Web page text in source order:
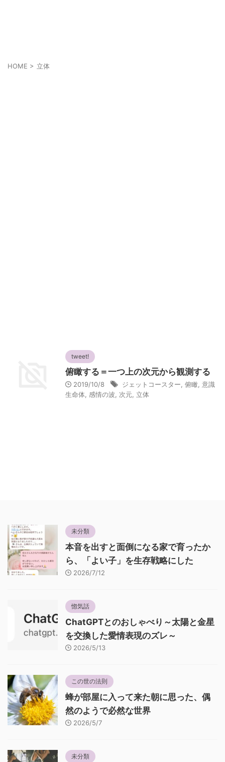
HOME > 立体
tweet!
俯瞰する＝一つ上の次元から観測する
2019/10/8 ジェットコースター 俯瞰 意識
生命体 感情の波 次元 立体
未分類
本音を出すと面倒になる家で育ったか
ら、「よい子」を生存戦略にした
2026/7/12
惚気話
ChatGPTとのおしゃべり～太陽と金星
を交換した愛情表現のズレ～
2026/5/13
この世の法則
蜂が部屋に入って来た朝に思った、偶
然のようで必然な世界
2026/5/7
未分類